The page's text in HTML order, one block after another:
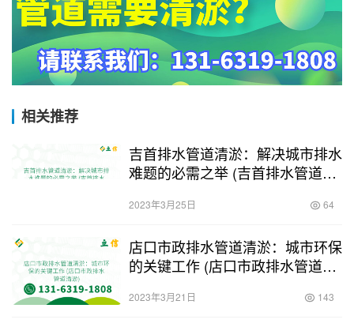
相关推荐
吉首排水管道清淤：解决城市排水
难题的必需之举 (吉首排水管道清
2023年3月25日 64
店口市政排水管道清淤：城市环保
的关键工作 (店口市政排水管道清
2023年3月21日 143